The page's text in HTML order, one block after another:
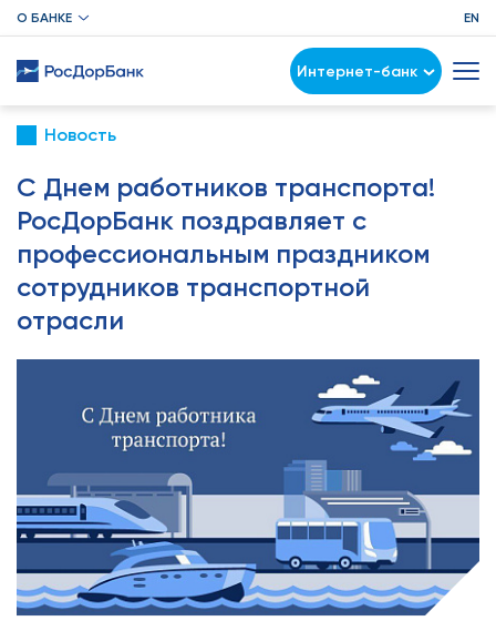
О БАНКЕ EN
Интернет-банк
Новость
С Днем работников транспорта!
РосДорБанк поздравляет с
профессиональным праздником
сотрудников транспортной
отрасли